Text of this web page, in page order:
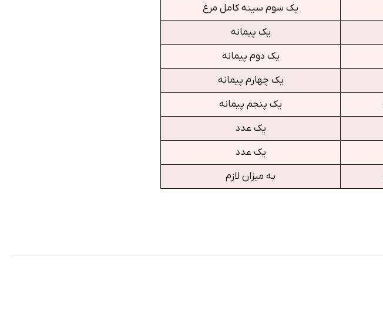
یک سوم سینه کامل مرغ
یک پیمانه
یک دوم پیمانه
یک چهارم پیمانه
یک پنجم پیمانه
یک عدد
یک عدد
به میزان لازم